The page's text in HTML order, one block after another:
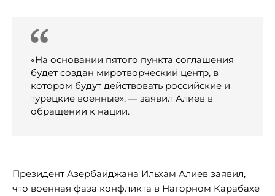
«На основании пятого пункта соглашения
будет создан миротворческий центр, в
котором будут действовать российские и
турецкие военные», — заявил Алиев в
обращении к нации.
Президент Азербайджана Ильхам Алиев заявил,
что военная фаза конфликта в Нагорном Карабахе